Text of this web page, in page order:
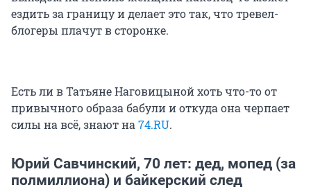
ездить за границу и делает это так, что тревел-
блогеры плачут в сторонке.
Есть ли в Татьяне Наговицыной хоть что-то от
привычного образа бабули и откуда она черпает
силы на всё, знают на74.RU.
Юрий Савчинский, 70 лет: дед, мопед (за
полмиллиона) и байкерский след